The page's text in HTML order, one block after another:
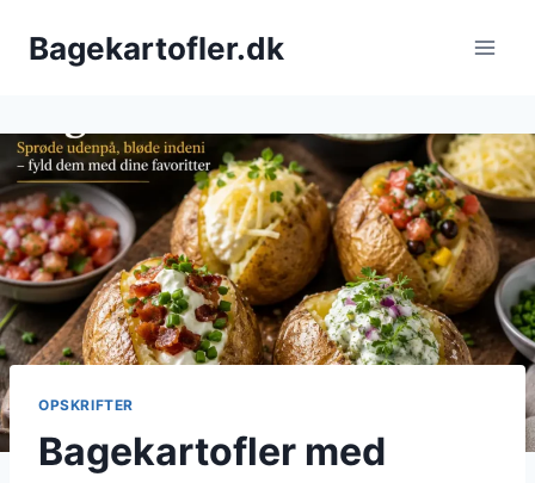
Bagekartofler.dk
OPSKRIFTER
Bagekartofler med